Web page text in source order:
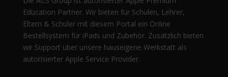
Education Partner. Wir bieten für Schulen, Lehrer,
Eltern & Schüler mit diesem Portal ein Online
Bestellsystem für iPads und Zubehör. Zusätzlich bieten
wir Support über unsere hauseigene Werkstatt als
autorisierter Apple Service Provider.